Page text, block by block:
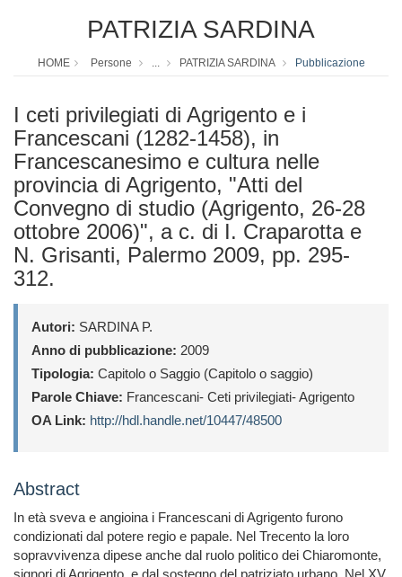
PATRIZIA SARDINA
HOME Persone ... PATRIZIA SARDINA Pubblicazione
I ceti privilegiati di Agrigento e i
Francescani (1282-1458), in
Francescanesimo e cultura nelle
provincia di Agrigento, "Atti del
Convegno di studio (Agrigento, 26-28
ottobre 2006)", a c. di I. Craparotta e
N. Grisanti, Palermo 2009, pp. 295-
312.
Autori: SARDINA P.
Anno di pubblicazione: 2009
Tipologia: Capitolo o Saggio (Capitolo o saggio)
Parole Chiave: Francescani- Ceti privilegiati- Agrigento
OA Link: http://hdl.handle.net/10447/48500
Abstract
In età sveva e angioina i Francescani di Agrigento furono
condizionati dal potere regio e papale. Nel Trecento la loro
sopravvivenza dipese anche dal ruolo politico dei Chiaromonte,